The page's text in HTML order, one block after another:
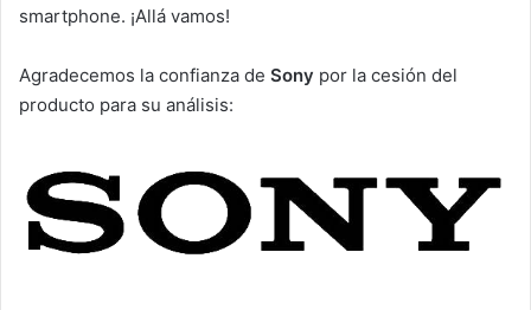
smartphone. ¡Allá vamos!
Agradecemos la confianza de Sony por la cesión del
producto para su análisis: